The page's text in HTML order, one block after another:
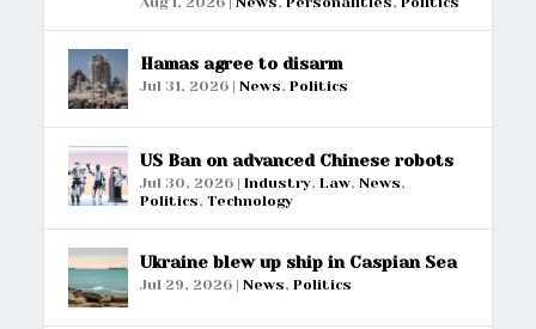
Hamas agree to disarm
Jul 31, 2026 |News,Politics
US Ban on advanced Chinese robots
Jul 30, 2026 |Industry,Law,News,
Politics,Technology
Ukraine blew up ship in Caspian Sea
Jul 29, 2026 |News,Politics